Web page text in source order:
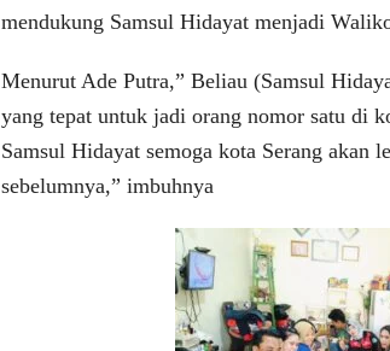
mendukung Samsul Hidayat menjadi
Menurut Ade Putra,” Beliau (Samsul
yang tepat untuk jadi orang nomor satu di
Samsul Hidayat semoga kota Serang akan
sebelumnya,” imbuhnya